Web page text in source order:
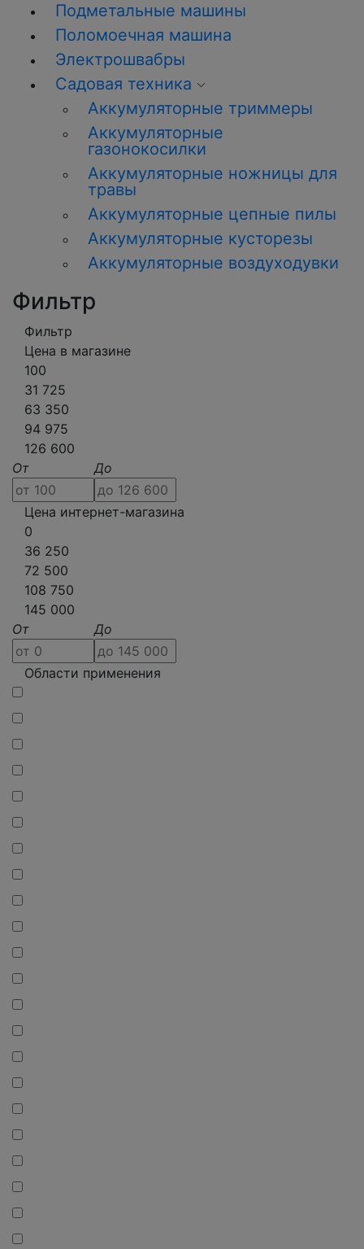
Подметальные машины
Поломоечная машина
Электрошвабры
Садовая техника
Аккумуляторные триммеры
Аккумуляторные
газонокосилки
Аккумуляторные ножницы для
травы
Аккумуляторные цепные пилы
Аккумуляторные кусторезы
Аккумуляторные воздуходувки
Фильтр
Фильтр
Цена в магазине
100
31 725
63 350
94 975
126 600
От
До
Цена интернет-магазина
0
36 250
72 500
108 750
145 000
От
До
Области применения